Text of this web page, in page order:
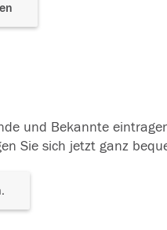
und Bekannte
Sie sich jetzt ganz